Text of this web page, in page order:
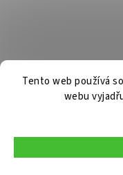
Tento web používá
webu
V pátek 7. 8. 2026 budou
pouze do 9:30. Osobní